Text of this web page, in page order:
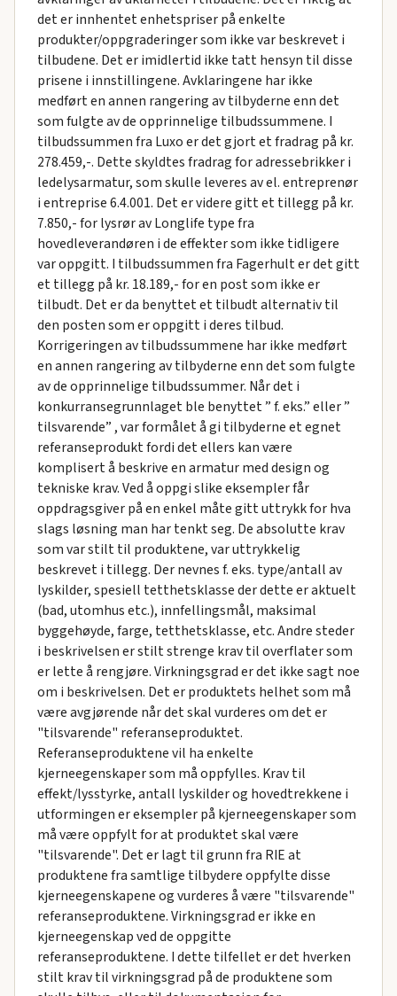
det er innhentet enhetspriser på enkelte
produkter/oppgraderinger som ikke var beskrevet i
tilbudene. Det er imidlertid ikke tatt hensyn til disse
prisene i innstillingene. Avklaringene har ikke
medført en annen rangering av tilbyderne enn det
som fulgte av de opprinnelige tilbudssummene. I
tilbudssummen fra Luxo er det gjort et fradrag på kr.
278.459,-. Dette skyldtes fradrag for adressebrikker i
ledelysarmatur, som skulle leveres av el. entreprenør
i entreprise 6.4.001. Det er videre gitt et tillegg på kr.
7.850,- for lysrør av Longlife type fra
hovedleverandøren i de effekter som ikke tidligere
var oppgitt. I tilbudssummen fra Fagerhult er det gitt
et tillegg på kr. 18.189,- for en post som ikke er
tilbudt. Det er da benyttet et tilbudt alternativ til
den posten som er oppgitt i deres tilbud.
Korrigeringen av tilbudssummene har ikke medført
en annen rangering av tilbyderne enn det som fulgte
av de opprinnelige tilbudssummer. Når det i
konkurransegrunnlaget ble benyttet ” f. eks.” eller ”
tilsvarende” , var formålet å gi tilbyderne et egnet
referanseprodukt fordi det ellers kan være
komplisert å beskrive en armatur med design og
tekniske krav. Ved å oppgi slike eksempler får
oppdragsgiver på en enkel måte gitt uttrykk for hva
slags løsning man har tenkt seg. De absolutte krav
som var stilt til produktene, var uttrykkelig
beskrevet i tillegg. Der nevnes f. eks. type/antall av
lyskilder, spesiell tetthetsklasse der dette er aktuelt
(bad, utomhus etc.), innfellingsmål, maksimal
byggehøyde, farge, tetthetsklasse, etc. Andre steder
i beskrivelsen er stilt strenge krav til overflater som
er lette å rengjøre. Virkningsgrad er det ikke sagt noe
om i beskrivelsen. Det er produktets helhet som må
være avgjørende når det skal vurderes om det er
"tilsvarende" referanseproduktet.
Referanseproduktene vil ha enkelte
kjerneegenskaper som må oppfylles. Krav til
effekt/lysstyrke, antall lyskilder og hovedtrekkene i
utformingen er eksempler på kjerneegenskaper som
må være oppfylt for at produktet skal være
"tilsvarende". Det er lagt til grunn fra RIE at
produktene fra samtlige tilbydere oppfylte disse
kjerneegenskapene og vurderes å være "tilsvarende"
referanseproduktene. Virkningsgrad er ikke en
kjerneegenskap ved de oppgitte
referanseproduktene. I dette tilfellet er det hverken
stilt krav til virkningsgrad på de produktene som